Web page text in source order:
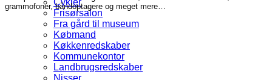
Cykler
Frisørsalon
Fra gård til museum
Købmand
Køkkenredskaber
Kommunekontor
Landbrugsredskaber
Nisser
grammofoner, båndoptagere og meget mere…